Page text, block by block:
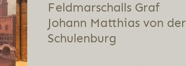
Feldmarschalls Graf
Johann Matthias von der
Schulenburg